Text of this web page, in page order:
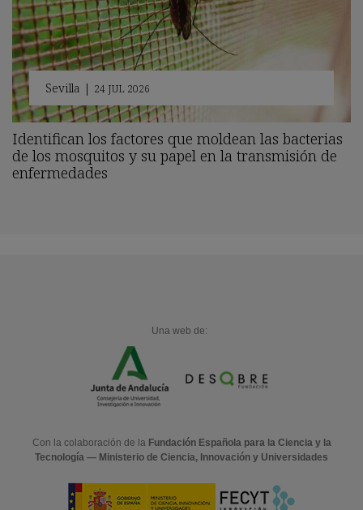
Sevilla | 24 JUL 2026
Identifican los factores que moldean las bacterias
de los mosquitos y su papel en la transmisión de
enfermedades
Una web de:
Con la colaboración de la Fundación Española para la Ciencia y la
Tecnología — Ministerio de Ciencia, Innovación y Universidades